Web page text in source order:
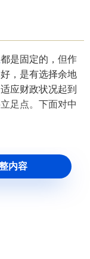
都是固定的，但作
，是有选择余地
应财政状况起到
足点。下面对中
，适时购进国债
购国债券。当某
债券的偿还只不
是，该方法只适
内容